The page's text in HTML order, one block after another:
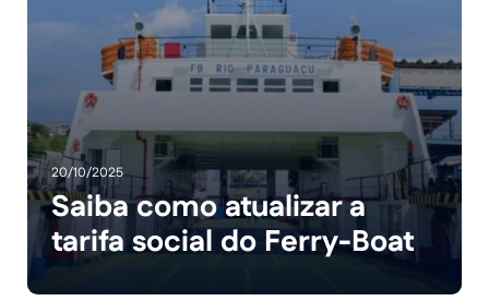
20/10/2025
Saiba como atualizar a
tarifa social do Ferry-Boat